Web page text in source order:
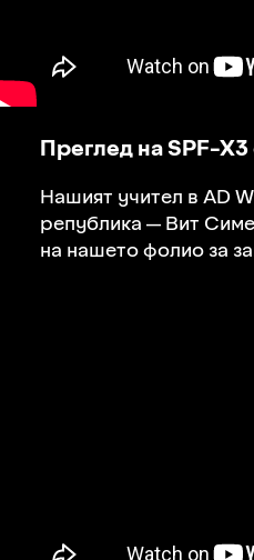
Преглед на SPF-
Нашият учител в AD
република — Вит
на нашето фолио за